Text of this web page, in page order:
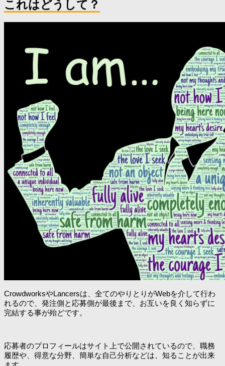
これはどうして？
CrowdworksやLancersは、全てのやりとりがWebを介して行わ
れるので、発注側と応募側が最後まで、お互いを良く知らずに
完結する事が殆どです。
応募者のプロフィールはサイト上で公開されているので、職務
履歴や、得意な分野、簡単な自己分析などは、知ることが出来